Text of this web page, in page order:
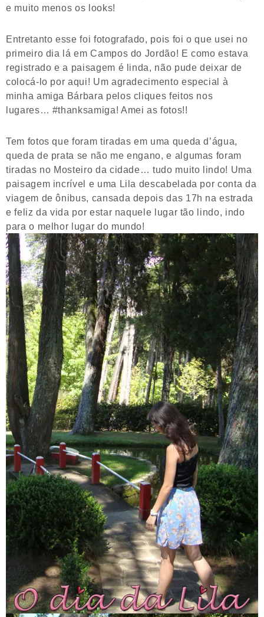
e muito menos os looks!
Entretanto esse foi fotografado, pois foi o que usei no
primeiro dia lá em Campos do Jordão! E como estava
registrado e a paisagem é linda, não pude deixar de
colocá-lo por aqui! Um agradecimento especial à
minha amiga Bárbara pelos cliques feitos nos
lugares… #thanksamiga! Amei as fotos!!
Tem fotos que foram tiradas em uma queda d’água,
queda de prata se não me engano, e algumas foram
tiradas no Mosteiro da cidade… tudo muito lindo! Uma
paisagem incrível e uma Lila descabelada por conta da
viagem de ônibus, cansada depois das 17h na estrada
e feliz da vida por estar naquele lugar tão lindo, indo
para o melhor lugar do mundo!